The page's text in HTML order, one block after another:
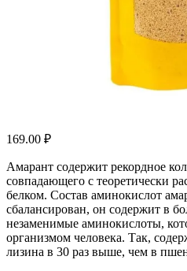
169.00 ₽
Амарант содержит рекордное
совпадающего с теоретически
белком. Состав аминокислот
сбалансирован, он содержит в
незаменимые аминокислоты,
организмом человека. Так,
лизина в 30 раз выше, чем в